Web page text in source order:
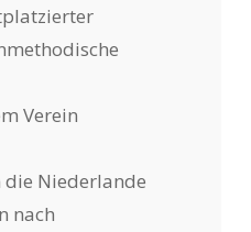
Verein
Niederlande
nach